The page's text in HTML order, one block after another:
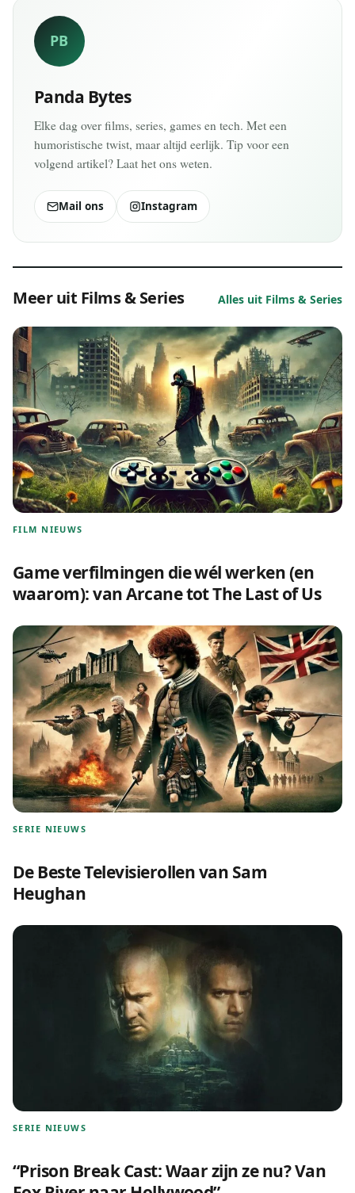
PB
Panda Bytes
Elke dag over films, series, games en tech. Met een
humoristische twist, maar altijd eerlijk. Tip voor een
volgend artikel? Laat het ons weten.
Mail ons Instagram
Meer uit Films & Series Alles uit Films & Series
FILM NIEUWS
Game verfilmingen die wél werken (en
waarom): van Arcane tot The Last of Us
SERIE NIEUWS
De Beste Televisierollen van Sam
Heughan
SERIE NIEUWS
“Prison Break Cast: Waar zijn ze nu? Van